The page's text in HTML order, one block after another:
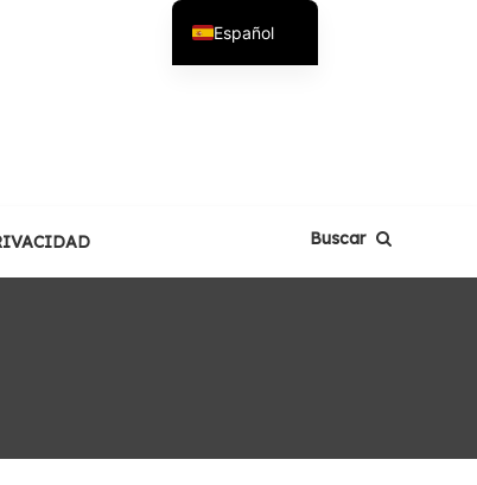
Buscar
Español
English